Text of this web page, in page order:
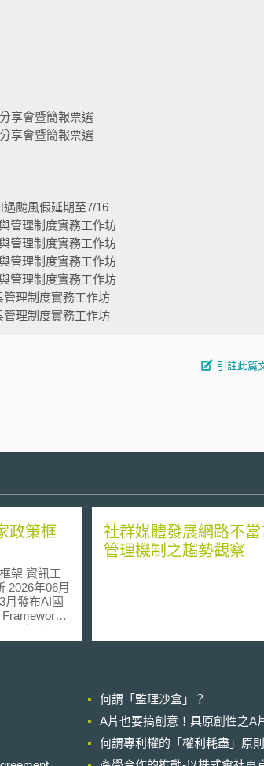
享會暨簡報票選
享會暨簡報票選
颱風假延期至7/16
管理制度實務工作坊
管理制度實務工作坊
管理制度實務工作坊
管理制度實務工作坊
管理制度實務工作坊
管理制度實務工作坊
引註此篇
政策框
訊工
下稱AI框
法建議。該
拜登政府
範之
天後簽署
美國AI領
社群媒體發展網路不
管理機制之趨勢觀察
何謂「監理沙盒」？
A片也要搞創意！具原創性之A
何謂專利權的「權利耗盡」原